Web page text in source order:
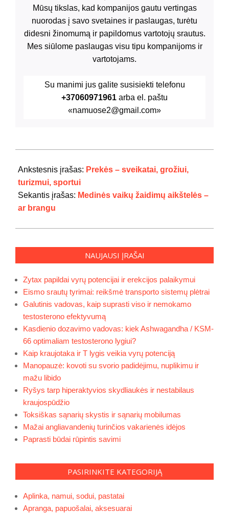
Mūsų tikslas, kad kompanijos gautu vertingas
nuorodas į savo svetaines ir paslaugas, turėtu
didesni žinomumą ir papildomus vartotojų srautus.
Mes siūlome paslaugas visu tipu kompanijoms ir
vartotojams.
Su manimi jus galite susisiekti telefonu
+37060971961 arba el. paštu
«namuose2@gmail.com»
07-
29
Ankstesnis įrašas: Prekės – sveikatai, grožiui,
turizmui, sportui
Sekantis įrašas: Medinės vaikų žaidimų aikštelės –
ar brangu
NAUJAUSI ĮRAŠAI
Zytax papildai vyrų potencijai ir erekcijos palaikymui
Eismo srautų tyrimai: reikšmė transporto sistemų plėtrai
Galutinis vadovas, kaip suprasti viso ir nemokamo
testosterono efektyvumą
Kasdienio dozavimo vadovas: kiek Ashwagandha / KSM-
66 optimaliam testosterono lygiui?
Kaip kraujotaka ir T lygis veikia vyrų potenciją
Manopauzė: kovoti su svorio padidėjimu, nuplikimu ir
mažu libido
Ryšys tarp hiperaktyvios skydliaukės ir nestabilaus
kraujospūdžio
Toksiškas sąnarių skystis ir sąnarių mobilumas
Mažai angliavandenių turinčios vakarienės idėjos
Paprasti būdai rūpintis savimi
PASIRINKITE KATEGORIJĄ
Aplinka, namui, sodui, pastatai
Apranga, papuošalai, aksesuarai